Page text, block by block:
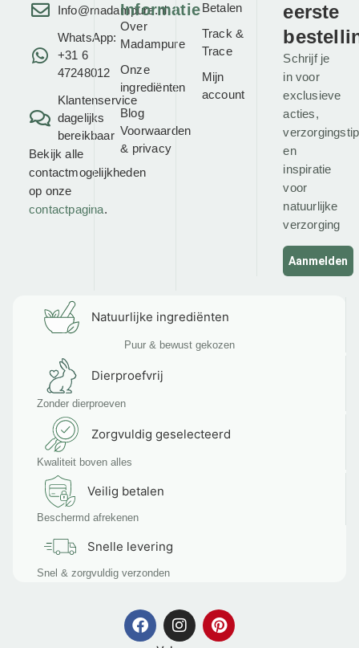
Info@madampure.nl
WhatsApp:
+31 6
47248012
Klantenservice
dagelijks
bereikbaar
Bekijk alle
contactmogelijkheden
op onze
contactpagina.
Informatie
Over
Madampure
Onze
ingrediënten
Blog
Voorwaarden
& privacy
Betalen
Track &
Trace
Mijn
account
eerste
Schrijf je
in voor
exclusieve
acties,
en
inspiratie
voor
natuurlijke
verzorging
Aanmelden
Natuurlijke ingrediënten
Puur & bewust gekozen
Dierproefvrij
Zonder dierproeven
Zorgvuldig geselecteerd
Kwaliteit boven alles
Veilig betalen
Beschermd afrekenen
Snelle levering
Snel & zorgvuldig verzonden